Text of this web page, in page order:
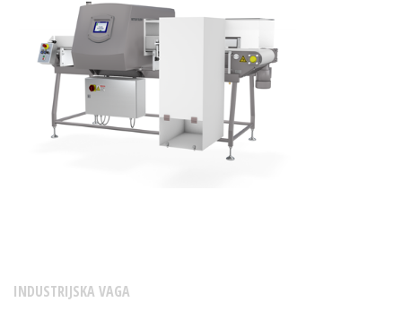
INDUSTRIJSKA VAGA